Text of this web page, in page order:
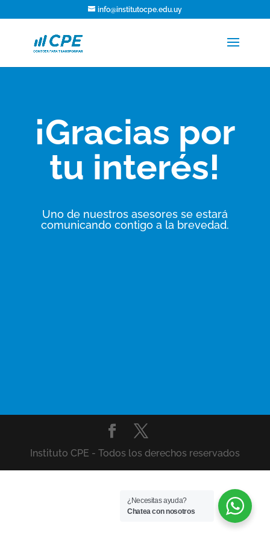
info@institutocpe.edu.uy
¡Gracias por
tu interés!
Uno de nuestros asesores se estará
comunicando contigo a la brevedad.
Instituto CPE - Todos los derechos reservados
¿Necesitas ayuda?
Chatea con nosotros